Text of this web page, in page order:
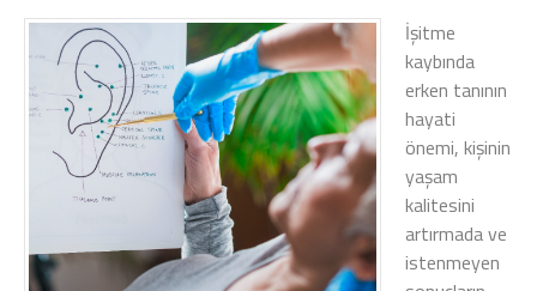
İşitme
kaybında
erken tanının
hayati
önemi, kişinin
yaşam
kalitesini
artırmada ve
istenmeyen